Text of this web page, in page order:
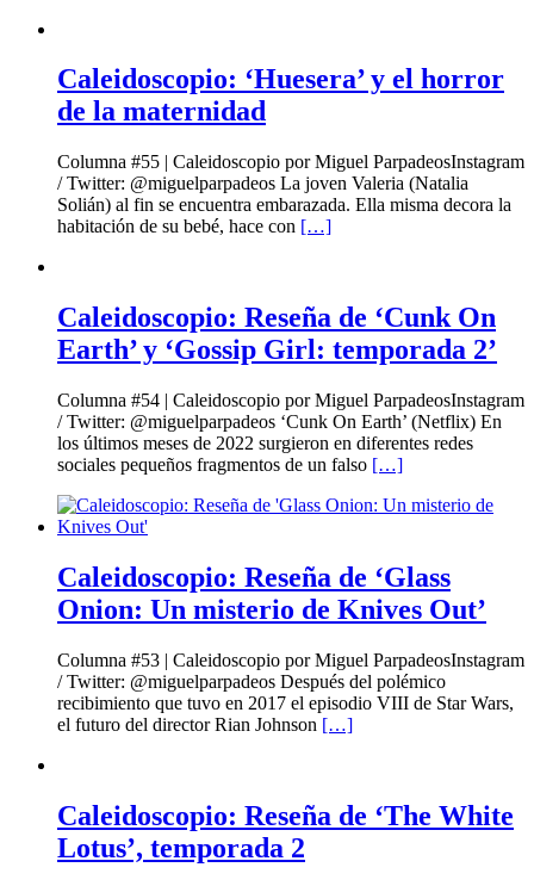
Caleidoscopio: ‘Huesera’ y el horror
de la maternidad
Columna #55 | Caleidoscopio por Miguel ParpadeosInstagram
/ Twitter: @miguelparpadeos La joven Valeria (Natalia
Solián) al fin se encuentra embarazada. Ella misma decora la
habitación de su bebé, hace con […]
Caleidoscopio: Reseña de ‘Cunk On
Earth’ y ‘Gossip Girl: temporada 2’
Columna #54 | Caleidoscopio por Miguel ParpadeosInstagram
/ Twitter: @miguelparpadeos ‘Cunk On Earth’ (Netflix) En
los últimos meses de 2022 surgieron en diferentes redes
sociales pequeños fragmentos de un falso […]
Caleidoscopio: Reseña de ‘Glass
Onion: Un misterio de Knives Out’
Columna #53 | Caleidoscopio por Miguel ParpadeosInstagram
/ Twitter: @miguelparpadeos Después del polémico
recibimiento que tuvo en 2017 el episodio VIII de Star Wars,
el futuro del director Rian Johnson […]
Caleidoscopio: Reseña de ‘The White
Lotus’, temporada 2